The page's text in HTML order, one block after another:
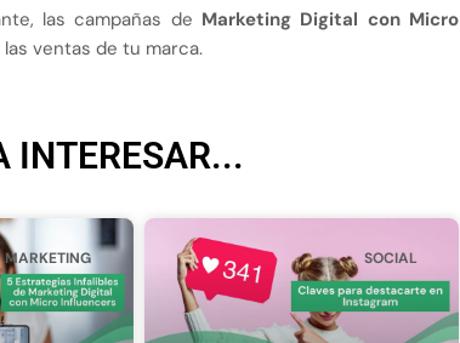
las campañas de Marketing Digital con Micro
ventas de tu marca.
INTERESAR...
MARKETING SOCIAL